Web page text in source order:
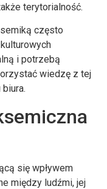
terytorialność.
często
i potrzebą
wiedzę z tej
się wpływem
między ludźmi, jej